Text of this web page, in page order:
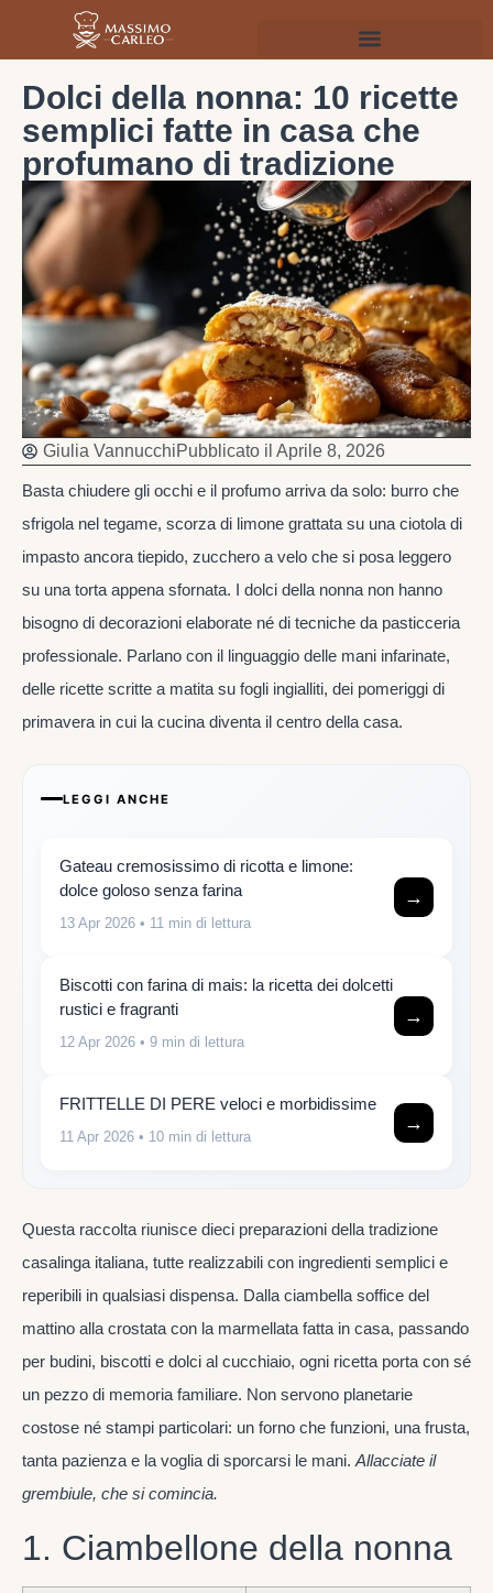
Dolci della nonna: 10 ricette
semplici fatte in casa che
profumano di tradizione
Giulia VannucchiPubblicato il Aprile 8, 2026
Basta chiudere gli occhi e il profumo arriva da solo: burro che
sfrigola nel tegame, scorza di limone grattata su una ciotola di
impasto ancora tiepido, zucchero a velo che si posa leggero
su una torta appena sfornata. I dolci della nonna non hanno
bisogno di decorazioni elaborate né di tecniche da pasticceria
professionale. Parlano con il linguaggio delle mani infarinate,
delle ricette scritte a matita su fogli ingialliti, dei pomeriggi di
primavera in cui la cucina diventa il centro della casa.
LEGGI ANCHE
Gateau cremosissimo di ricotta e limone:
dolce goloso senza farina
13 Apr 2026 • 11 min di lettura
→
Biscotti con farina di mais: la ricetta dei dolcetti
rustici e fragranti
12 Apr 2026 • 9 min di lettura
→
FRITTELLE DI PERE veloci e morbidissime
11 Apr 2026 • 10 min di lettura
→
Questa raccolta riunisce dieci preparazioni della tradizione
casalinga italiana, tutte realizzabili con ingredienti semplici e
reperibili in qualsiasi dispensa. Dalla ciambella soffice del
mattino alla crostata con la marmellata fatta in casa, passando
per budini, biscotti e dolci al cucchiaio, ogni ricetta porta con sé
un pezzo di memoria familiare. Non servono planetarie
costose né stampi particolari: un forno che funzioni, una frusta,
tanta pazienza e la voglia di sporcarsi le mani. Allacciate il
grembiule, che si comincia.
1. Ciambellone della nonna